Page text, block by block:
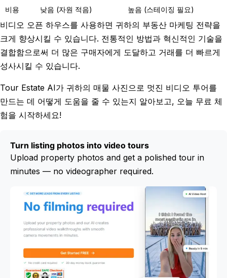
비용 낮음 (자원 적음) 높음 (스테이징 필요)
비디오 오픈 하우스를 사용하면 귀하의 부동산 마케팅 전략을
크게 향상시킬 수 있습니다. 전통적인 방법과 혁신적인 기술을
결합함으로써 더 많은 구매자에게 도달하고 거래를 더 빠르게
성사시킬 수 있습니다.
Tour Estate AI가 귀하의 매물 사진으로 멋진 비디오 투어를
만드는 데 어떻게 도움을 줄 수 있는지 알아보고, 오늘 무료 체
험을 시작하세요!
Turn listing photos into video tours
Upload property photos and get a polished tour in
minutes — no videographer required.